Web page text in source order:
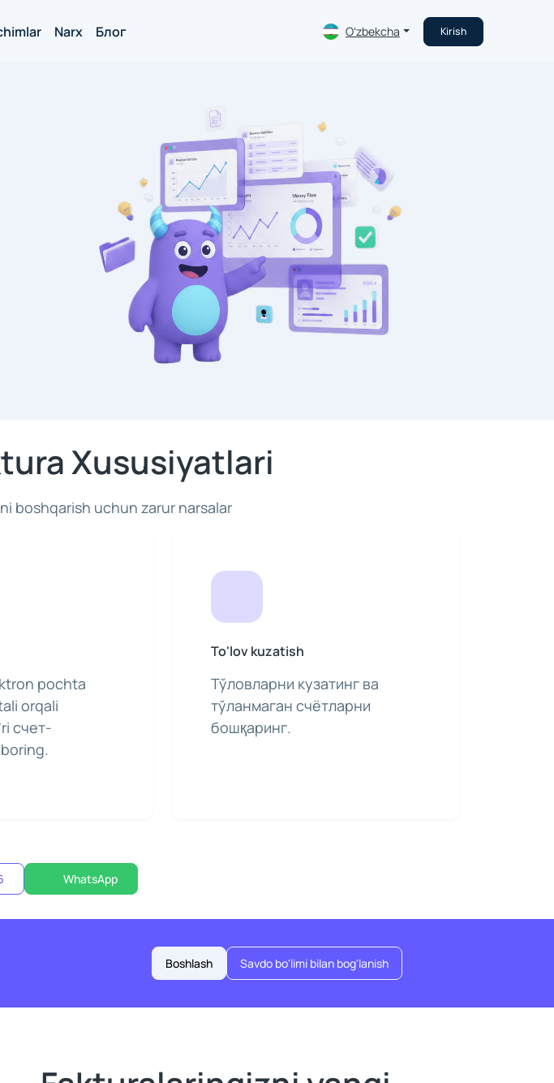
Narx Блог Oʻzbekcha Kirish
Xususiyatlari
boshqarish uchun zarur narsalar
pochta
orqali
счет-
To'lov kuzatish
Тўловларни кузатинг ва
тўланмаган счётларни
бошқаринг.
WhatsApp
Boshlash Savdo bo'limi bilan bog'lanish